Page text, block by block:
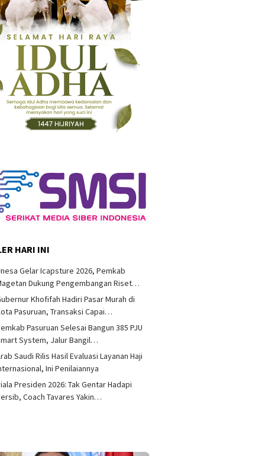
HARI INI
Gelar Icapsture 2026, Pemkab
Dukung Pengembangan Riset…
Khofifah Hadiri Pasar Murah di
Pasuruan, Transaksi Capai…
Pasuruan Selesai Bangun 385 PJU
System, Jalur Bangil…
Saudi Rilis Hasil Evaluasi Layanan Haji
Ini Penilaiannya
Presiden 2026: Tak Gentar Hadapi
Coach Tavares Yakin…